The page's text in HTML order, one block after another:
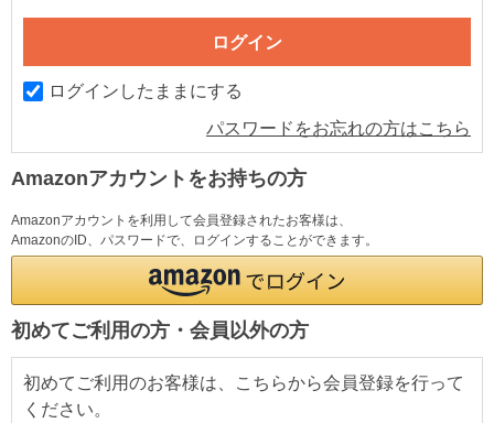
ログインしたままにする
パスワードをお忘れの方はこちら
Amazonアカウントをお持ちの方
Amazonアカウントを利用して会員登録されたお客様は、
AmazonのID、パスワードで、ログインすることができます。
初めてご利用の方・会員以外の方
初めてご利用のお客様は、こちらから会員登録を行って
ください。